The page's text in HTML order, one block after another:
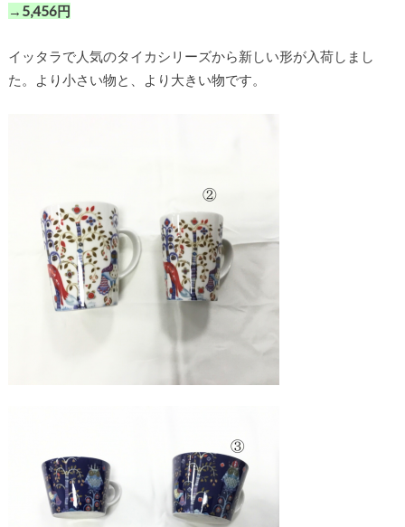
→5,456円
イッタラで人気のタイカシリーズから新しい形が入荷しまし
た。より小さい物と、より大きい物です。